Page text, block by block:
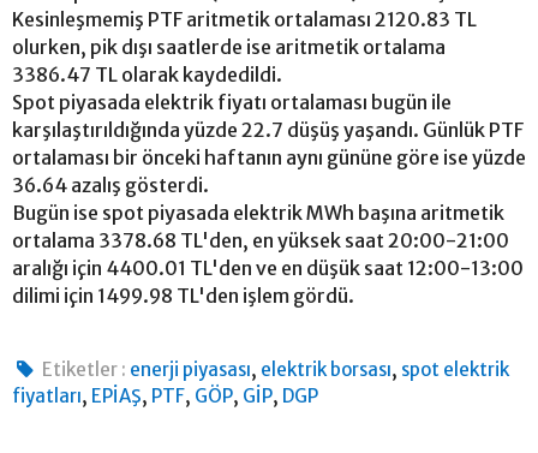
Kesinleşmemiş PTF aritmetik ortalaması 2120.83 TL
olurken, pik dışı saatlerde ise aritmetik ortalama
3386.47 TL olarak kaydedildi.
Spot piyasada elektrik fiyatı ortalaması bugün ile
karşılaştırıldığında yüzde 22.7 düşüş yaşandı. Günlük PTF
ortalaması bir önceki haftanın aynı gününe göre ise yüzde
36.64 azalış gösterdi.
Bugün ise spot piyasada elektrik MWh başına aritmetik
ortalama 3378.68 TL'den, en yüksek saat 20:00-21:00
aralığı için 4400.01 TL'den ve en düşük saat 12:00-13:00
dilimi için 1499.98 TL'den işlem gördü.
Etiketler : enerji piyasası, elektrik borsası, spot elektrik
fiyatları, EPİAŞ, PTF, GÖP, GİP, DGP